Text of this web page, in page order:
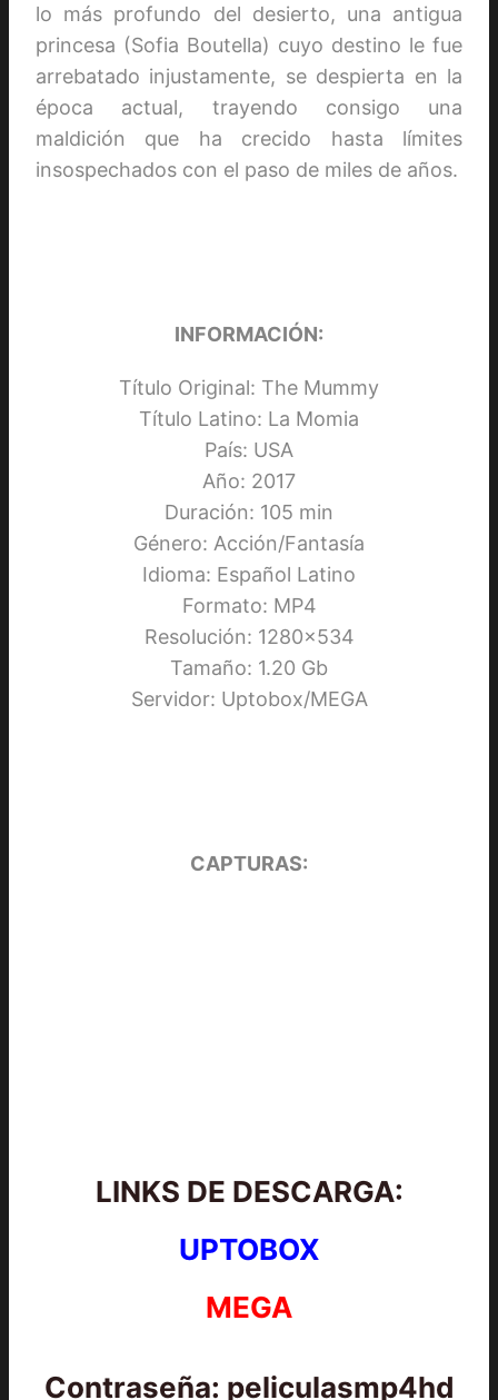
lo más profundo del desierto, una antigua
princesa (Sofia Boutella) cuyo destino le fue
arrebatado injustamente, se despierta en la
época actual, trayendo consigo una
maldición que ha crecido hasta límites
insospechados con el paso de miles de años.
INFORMACIÓN:
Título Original: The Mummy
Título Latino: La Momia
País: USA
Año: 2017
Duración: 105 min
Género: Acción/Fantasía
Idioma: Español Latino
Formato: MP4
Resolución: 1280×534
Tamaño: 1.20 Gb
Servidor: Uptobox/MEGA
CAPTURAS:
LINKS DE DESCARGA:
UPTOBOX
MEGA
Contraseña: peliculasmp4hd